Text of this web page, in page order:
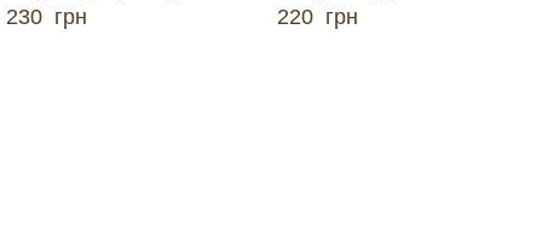
230 грн 220 грн